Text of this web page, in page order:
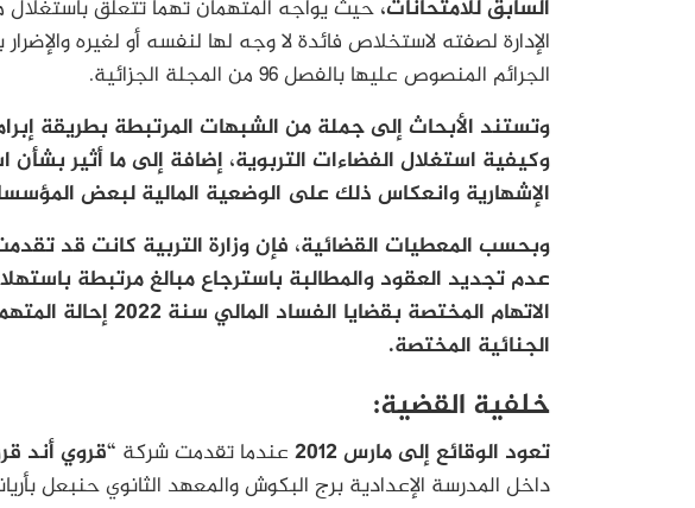
السابق للامتحانات، حيث يواجه المتهمان تهماً تتعلق
الإدارة لصفته لاستخلاص فائدة لا وجه لها لنفسه أو لغيره
الجرائم المنصوص عليها بالفصل 96 من المجلة الجزائية.
وتستند الأبحاث إلى جملة من الشبهات المرتبطة بطريقة
وكيفية استغلال الفضاءات التربوية، إضافة إلى ما أثير بشأن
الإشهارية وانعكاس ذلك على الوضعية المالية لبعض
عدم تجديد العقود والمطالبة باسترجاع مبالغ مرتبطة
الاتهام المختصة
الجنائية المختصة.
خلفية القضية:
تعود الوقائع إلى مارس 2012 عندما تقدمت شركة “قروي أند
داخل المدرسة الإعدادية برج البكوش والمعهد الثانوي حنبعل